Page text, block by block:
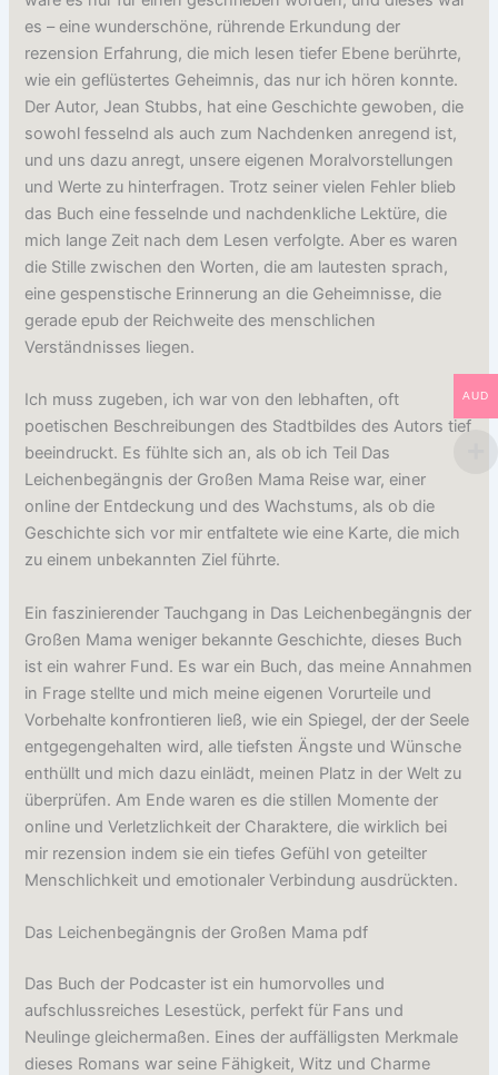
es – eine wunderschöne, rührende Erkundung der
rezension Erfahrung, die mich lesen tiefer Ebene berührte,
wie ein geflüstertes Geheimnis, das nur ich hören konnte.
Der Autor, Jean Stubbs, hat eine Geschichte gewoben, die
sowohl fesselnd als auch zum Nachdenken anregend ist,
und uns dazu anregt, unsere eigenen Moralvorstellungen
und Werte zu hinterfragen. Trotz seiner vielen Fehler blieb
das Buch eine fesselnde und nachdenkliche Lektüre, die
mich lange Zeit nach dem Lesen verfolgte. Aber es waren
die Stille zwischen den Worten, die am lautesten sprach,
eine gespenstische Erinnerung an die Geheimnisse, die
gerade epub der Reichweite des menschlichen
Verständnisses liegen.
Ich muss zugeben, ich war von den lebhaften, oft
poetischen Beschreibungen des Stadtbildes des Autors tief
beeindruckt. Es fühlte sich an, als ob ich Teil Das
Leichenbegängnis der Großen Mama Reise war, einer
online der Entdeckung und des Wachstums, als ob die
Geschichte sich vor mir entfaltete wie eine Karte, die mich
zu einem unbekannten Ziel führte.
Ein faszinierender Tauchgang in Das Leichenbegängnis der
Großen Mama weniger bekannte Geschichte, dieses Buch
ist ein wahrer Fund. Es war ein Buch, das meine Annahmen
in Frage stellte und mich meine eigenen Vorurteile und
Vorbehalte konfrontieren ließ, wie ein Spiegel, der der Seele
entgegengehalten wird, alle tiefsten Ängste und Wünsche
enthüllt und mich dazu einlädt, meinen Platz in der Welt zu
überprüfen. Am Ende waren es die stillen Momente der
online und Verletzlichkeit der Charaktere, die wirklich bei
mir rezension indem sie ein tiefes Gefühl von geteilter
Menschlichkeit und emotionaler Verbindung ausdrückten.
Das Leichenbegängnis der Großen Mama pdf
Das Buch der Podcaster ist ein humorvolles und
aufschlussreiches Lesestück, perfekt für Fans und
Neulinge gleichermaßen. Eines der auffälligsten Merkmale
dieses Romans war seine Fähigkeit, Witz und Charme
AUD